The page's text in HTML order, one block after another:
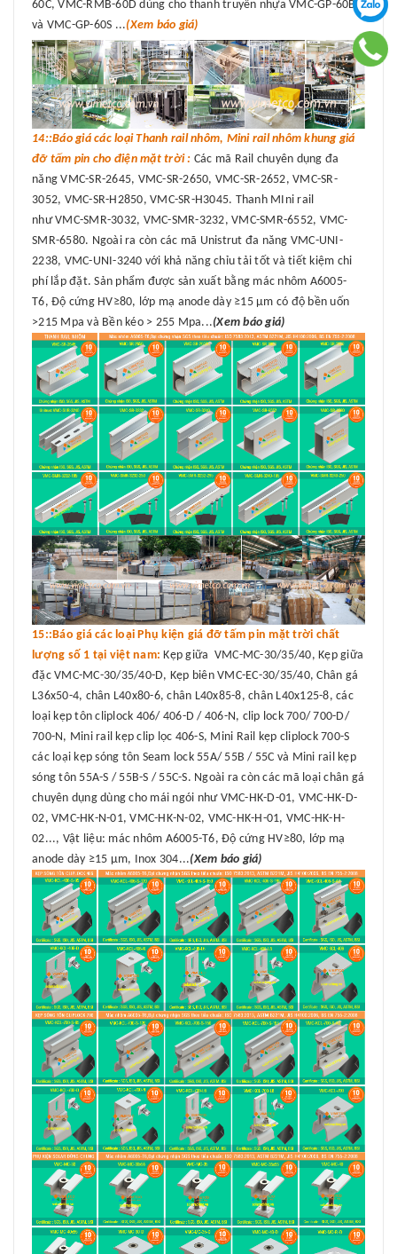
60C, VMC-RMB-60D dùng cho thanh truyền nhựa VMC-GP-60B
và VMC-GP-60S ...(Xem báo giá)
14::Báo giá các loại Thanh rail nhôm, Mini rail nhôm khung giá
đỡ tấm pin cho điện mặt trời : Các mã Rail chuyên dụng đa
năng VMC-SR-2645, VMC-SR-2650, VMC-SR-2652, VMC-SR-
3052, VMC-SR-H2850, VMC-SR-H3045. Thanh MIni rail
như VMC-SMR-3032, VMC-SMR-3232, VMC-SMR-6552, VMC-
SMR-6580. Ngoài ra còn các mã Unistrut đa năng VMC-UNI-
2238, VMC-UNI-3240 với khả năng chỉu tải tốt và tiết kiệm chi
phí lắp đặt. Sản phẩm được sản xuất bằng mác nhôm A6005-
T6, Độ cứng HV≥80, lớp mạ anode dày ≥15 μm có độ bền uốn
>215 Mpa và Bền kéo > 255 Mpa...(Xem báo giá)
15::Báo giá các loại Phụ kiện giá đỡ tấm pin mặt trời chất
lượng số 1 tại việt nam:Kẹp giữa VMC-MC-30/35/40, Kẹp giữa
đặc VMC-MC-30/35/40-D, Kẹp biên VMC-EC-30/35/40, Chân gá
L36x50-4, chân L40x80-6, chân L40x85-8, chân L40x125-8, các
loại kẹp tôn cliplock 406/ 406-D / 406-N, clip lock 700/ 700-D/
700-N, Mini rail kẹp clip lọc 406-S, Mini Rail kẹp cliplock 700-S
các loại kẹp sóng tôn Seam lock 55A/ 55B / 55C và Mini rail kẹp
sóng tôn 55A-S / 55B-S / 55C-S. Ngoài ra còn các mã loại chân gá
chuyên dụng dùng cho mái ngói như VMC-HK-D-01, VMC-HK-D-
02, VMC-HK-N-01, VMC-HK-N-02, VMC-HK-H-01, VMC-HK-H-
02..., Vật liệu: mác nhôm A6005-T6, Độ cứng HV≥80, lớp mạ
anode dày ≥15 μm, Inox 304...(Xem báo giá)